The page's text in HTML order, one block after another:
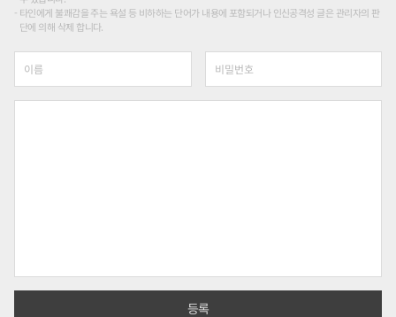
타인에게 불쾌감을 주는 욕설 등 비하하는 단어가 내용에 포함되거나 인신공격성 글은 관리자의 판
단에 의해 삭제 합니다.